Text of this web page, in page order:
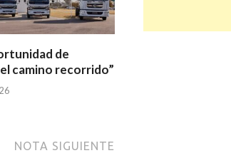
de
camino recorrido”
NOTA SIGUIENTE